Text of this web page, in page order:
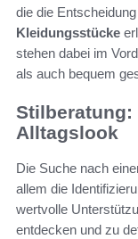
die die
Kleidungsstücke
stehen dabei im
als auch bequem
Stilberatung:
Alltagslook
Die Suche nach
allem die
wertvolle
entdecken und zu